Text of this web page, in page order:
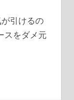
引けるの
スをダメ元